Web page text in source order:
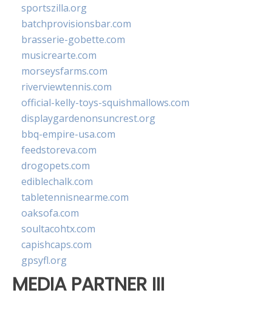
sportszilla.org
batchprovisionsbar.com
brasserie-gobette.com
musicrearte.com
morseysfarms.com
riverviewtennis.com
official-kelly-toys-squishmallows.com
displaygardenonsuncrest.org
bbq-empire-usa.com
feedstoreva.com
drogopets.com
ediblechalk.com
tabletennisnearme.com
oaksofa.com
soultacohtx.com
capishcaps.com
gpsyfl.org
MEDIA PARTNER III